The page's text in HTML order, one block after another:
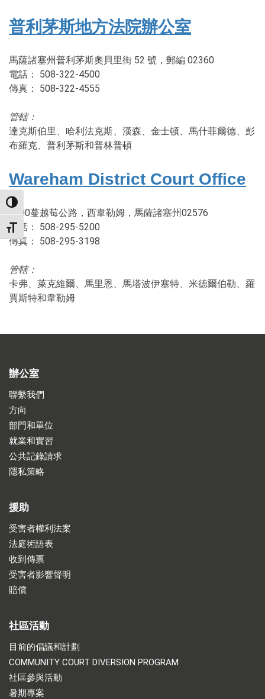
TOGGLE HIGH CONTRAST
TOGGLE FONT SIZE
普利茅斯地方法院辦公室
馬薩諸塞州普利茅斯奧貝里街 52 號，郵編 02360
電話： 508-322-4500
傳真： 508-322-4555
管轄：
達克斯伯里、哈利法克斯、漢森、金士頓、馬什菲爾德、彭
布羅克、普利茅斯和普林普頓
Wareham District Court Office
2200蔓越莓公路，西韋勒姆，馬薩諸塞州02576
電話： 508-295-5200
傳真： 508-295-3198
管轄：
卡弗、萊克維爾、馬里恩、馬塔波伊塞特、米德爾伯勒、羅
賈斯特和韋勒姆
辦公室
聯繫我們
方向
部門和單位
就業和實習
公共記錄請求
隱私策略
援助
受害者權利法案
法庭術語表
收到傳票
受害者影響聲明
賠償
社區活動
目前的倡議和計劃
COMMUNITY COURT DIVERSION PROGRAM
社區參與活動
暑期專案